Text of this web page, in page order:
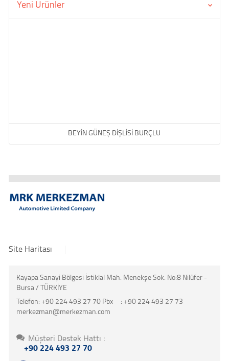
Yeni Ürünler
MAHRUTİ FLANŞI / TARAMALI
Site Haritası
Kayapa Sanayi Bölgesi İstiklal Mah. Menekşe Sok. No:8 Nilüfer -
Bursa / TÜRKİYE
Telefon:+90 224 493 27 70 Pbx :+90 224 493 27 73
merkezman@merkezman.com
Müşteri Destek Hattı :
+90 224 493 27 70